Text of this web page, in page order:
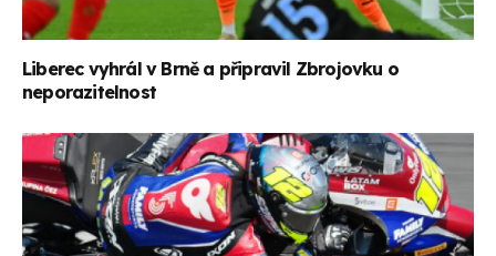
Liberec vyhrál v Brně a připravil Zbrojovku o
neporazitelnost